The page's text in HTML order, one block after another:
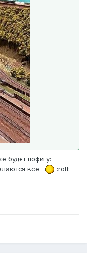
будет пофигу:
все
:rofl: